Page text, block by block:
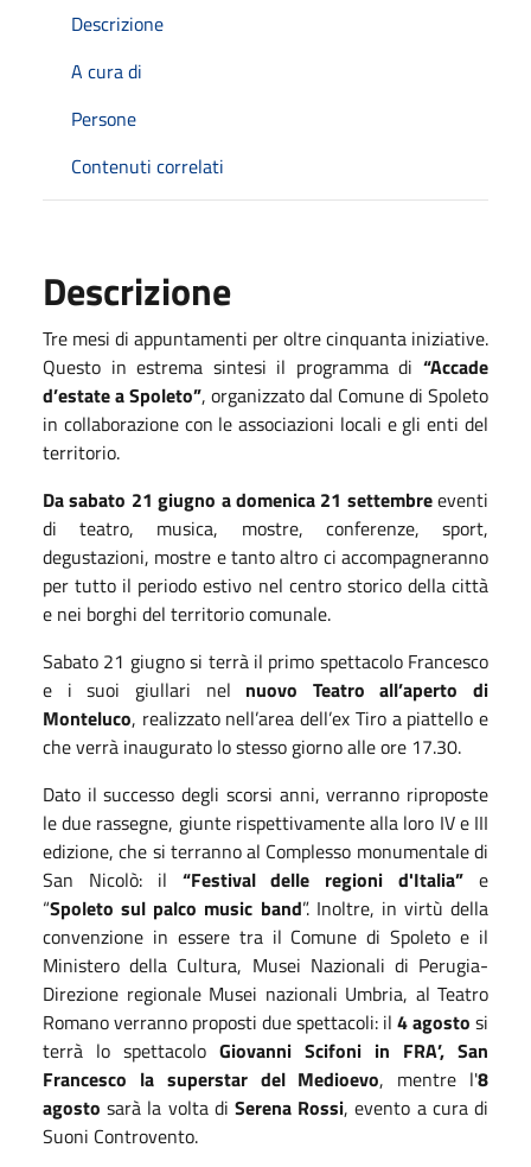
Descrizione
A cura di
Persone
Contenuti correlati
Descrizione
Tre mesi di appuntamenti per oltre cinquanta iniziative.
Questo in estrema sintesi il programma di “Accade
d’estate a Spoleto”, organizzato dal Comune di Spoleto
in collaborazione con le associazioni locali e gli enti del
territorio.
Da sabato 21 giugno a domenica 21 settembreeventi
di teatro, musica, mostre, conferenze, sport,
degustazioni, mostre e tanto altro ci accompagneranno
per tutto il periodo estivo nel centro storico della città
e nei borghi del territorio comunale.
Sabato 21 giugno si terrà il primo spettacolo Francesco
e i suoi giullari
nel nuovo Teatro all’aperto di
Monteluco, realizzato nell’area dell’ex Tiro a piattello e
che verrà inaugurato lo stesso giorno alle ore 17.30.
Dato il successo degli scorsi anni, verranno riproposte
le due rassegne, giunte rispettivamente alla loro IV e III
edizione, che si terranno al Complesso monumentale di
San Nicolò: il “Festival delle regioni d'Italia” e
“Spoleto sul palco music band”. Inoltre, in virtù della
convenzione in essere tra il Comune di Spoleto e il
Ministero della Cultura, Musei Nazionali di Perugia-
Direzione regionale Musei nazionali Umbria, al Teatro
Romano verranno proposti due spettacoli: il 4 agosto si
terrà lo spettacolo Giovanni Scifoni in FRA’, San
Francesco la superstar del Medioevo, mentre l'8
agosto sarà la volta di Serena Rossi, evento a cura di
Suoni Controvento.